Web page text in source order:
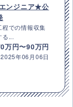
ンジニア★公
での情報収集
る...
万円〜90万円
2025年06月06日